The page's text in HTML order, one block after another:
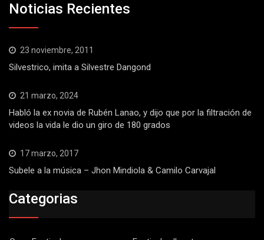
Noticias Recientes
23 noviembre, 2011
Silvestrico, imita a Silvestre Dangond
21 marzo, 2024
Habló la ex novia de Rubén Lanao, y dijo que por la filtración de
videos la vida le dio un giro de 180 grados
17 marzo, 2017
Subele a la música – Jhon Mindiola & Camilo Carvajal
Categorias